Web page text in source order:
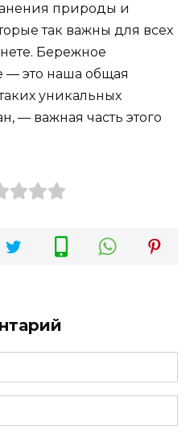
природы и
так важны для всех
Бережное
это наша общая
уникальных
— важная часть этого